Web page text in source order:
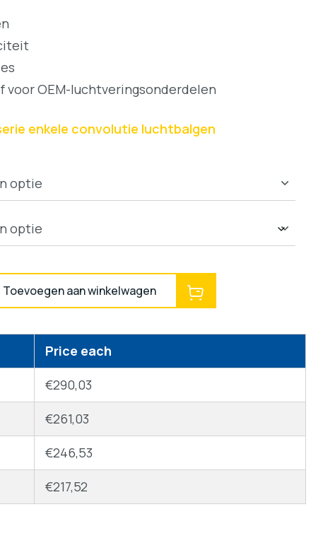
OEM-luchtveringsonderdelen
enkele convolutie luchtbalgen
Toevoegen aan winkelwagen
Price each
€290,03
€261,03
€246,53
€217,52